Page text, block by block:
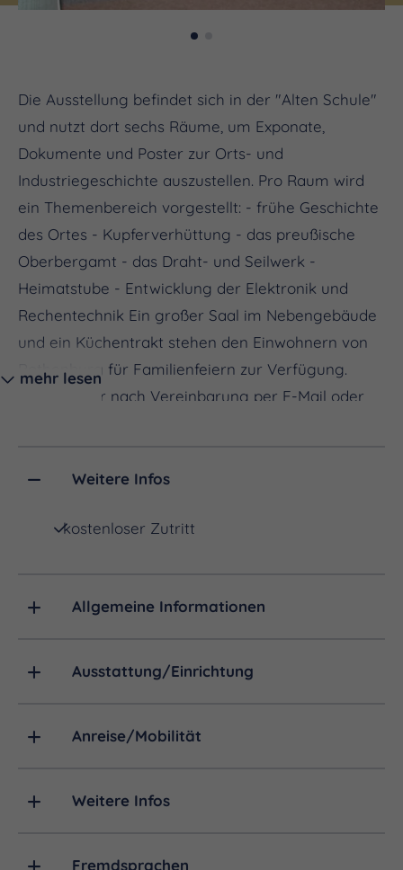
Die Ausstellung befindet sich in der "Alten Schule"
und nutzt dort sechs Räume, um Exponate,
Dokumente und Poster zur Orts- und
Industriegeschichte auszustellen. Pro Raum wird
ein Themenbereich vorgestellt: - frühe Geschichte
des Ortes - Kupferverhüttung - das preußische
Oberbergamt - das Draht- und Seilwerk -
Heimatstube - Entwicklung der Elektronik und
Rechentechnik Ein großer Saal im Nebengebäude
und ein Küchentrakt stehen den Einwohnern von
Rothenburg für Familienfeiern zur Verfügung.
Öffnung nur nach Vereinbarung per E-Mail oder
mehr lesen
Weitere Infos
kostenloser Zutritt
Allgemeine Informationen
Ausstattung/Einrichtung
Anreise/Mobilität
Weitere Infos
Fremdsprachen